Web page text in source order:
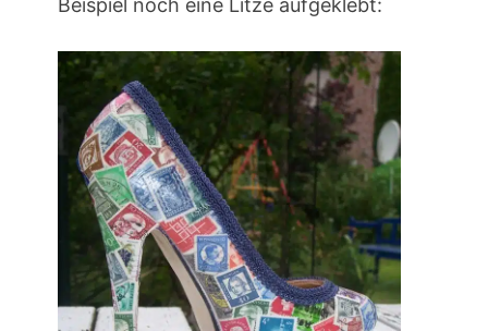
Beispiel noch eine Litze aufgeklebt: